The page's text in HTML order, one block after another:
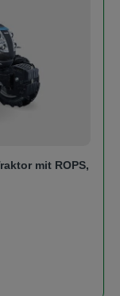
mit ROPS,